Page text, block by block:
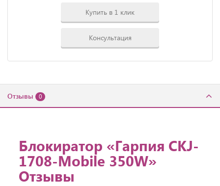
Купить в 1 клик
Консультация
Отзывы 0
Блокиратор «Гарпия CKJ-
1708-Mobile 350W»
Отзывы